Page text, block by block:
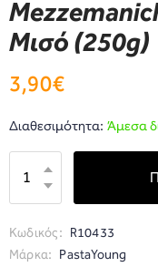
Μισό (250g)
3,90€
Διαθεσιμότητα: Άμεσα
Κωδικός: R10433
Μάρκα: PastaYoung